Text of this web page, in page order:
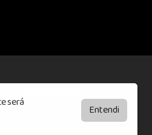
será
Entendi
by